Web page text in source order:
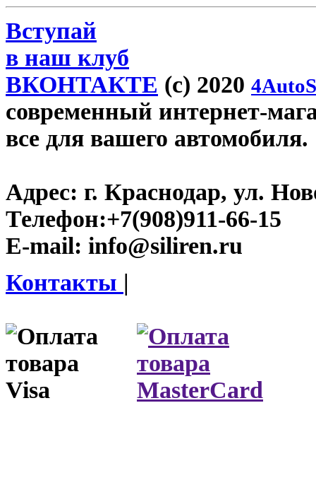
Вступай
в наш клуб
ВКОНТАКТЕ (c) 2020
современный интернет-
все для вашего автомобиля.
Адрес: г. Краснодар, ул.
Телефон:+7(908)911-66-15
E-mail: info@siliren.ru
Контакты |